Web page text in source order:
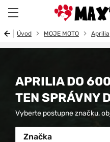
Úvod MOJE MOTO Aprilia
APRILIA DO
TEN SPRÁVNY
Vyberte postupne značku,
Značka